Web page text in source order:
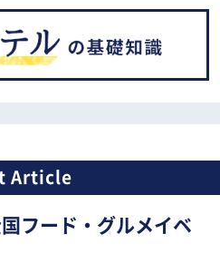
フード・グルメイベ